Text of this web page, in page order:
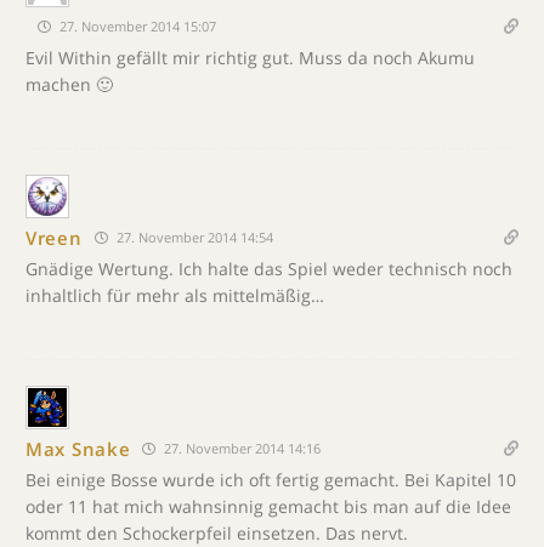
27. November 2014 15:07
Evil Within gefällt mir richtig gut. Muss da noch Akumu
machen 🙂
Vreen 27. November 2014 14:54
Gnädige Wertung. Ich halte das Spiel weder technisch noch
inhaltlich für mehr als mittelmäßig…
Max Snake 27. November 2014 14:16
Bei einige Bosse wurde ich oft fertig gemacht. Bei Kapitel 10
oder 11 hat mich wahnsinnig gemacht bis man auf die Idee
kommt den Schockerpfeil einsetzen. Das nervt.